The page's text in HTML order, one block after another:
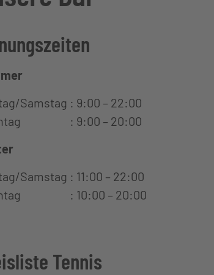
durchgeführt haben,
gutes und erfolgreiches Turnier,
Tennisanlage.
Samstag : 9:00 – 22:00
: 9:00 – 20:00
Samstag : 11:00 – 22:00
: 10:00 – 20:00
Tennis